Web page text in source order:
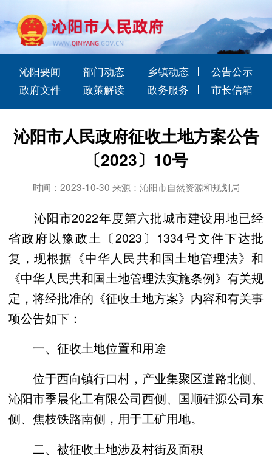
沁阳要闻 部门动态 乡镇动态
公告公示
政府文件
政策解读 政务服务 市长信箱
沁阳市人民政府征收土地方案公告
〔2023〕10号
时间：2023-10-30 来源：沁阳市自然资源和规划局
沁阳市2022年度第六批城市建设用地已经
省政府以豫政土〔2023〕1334号文件下达批
复，现根据《中华人民共和国土地管理法》和
《中华人民共和国土地管理法实施条例》有关规
定，将经批准的《征收土地方案》内容和有关事
项公告如下：
一、征收土地位置和用途
位于西向镇行口村，产业集聚区道路北侧、
沁阳市季晨化工有限公司西侧、国顺硅源公司东
侧、焦枝铁路南侧，用于工矿用地。
二、被征收土地涉及村街及面积